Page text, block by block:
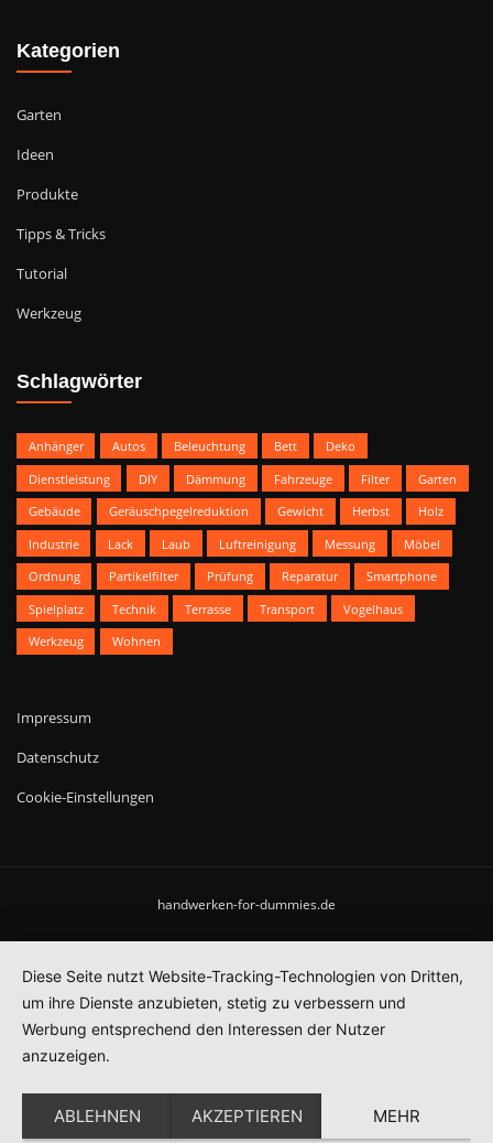
Kategorien
Garten
Ideen
Produkte
Tipps & Tricks
Tutorial
Werkzeug
Schlagwörter
Anhänger Autos Beleuchtung Bett
Deko
Dienstleistung
DIY Dämmung Fahrzeuge Filter
Garten
Gebäude
Geräuschpegelreduktion Gewicht Herbst
Holz
Industrie
Lack Laub Luftreinigung Messung
Möbel
Ordnung
Partikelfilter Prüfung Reparatur
Smartphone
Spielplatz
Technik Terrasse Transport
Vogelhaus
Werkzeug
Wohnen
Impressum
Datenschutz
Cookie-Einstellungen
handwerken-for-dummies.de
Diese Seite nutzt Website-Tracking-Technologien von Dritten,
um ihre Dienste anzubieten, stetig zu verbessern und
Werbung entsprechend den Interessen der Nutzer
anzuzeigen.
ABLEHNEN AKZEPTIEREN MEHR